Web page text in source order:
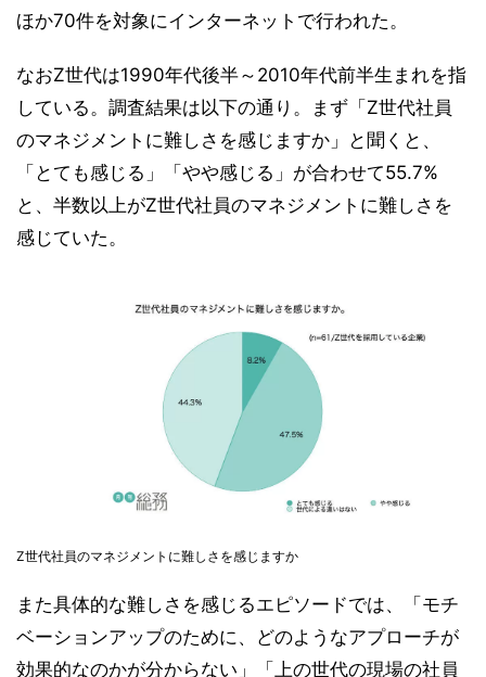
ほか70件を対象にインターネットで行われた。
なおZ世代は1990年代後半～2010年代前半生まれを指
している。調査結果は以下の通り。まず「Z世代社員
のマネジメントに難しさを感じますか」と聞くと、
「とても感じる」「やや感じる」が合わせて55.7%
と、半数以上がZ世代社員のマネジメントに難しさを
感じていた。
Z世代社員のマネジメントに難しさを感じますか
また具体的な難しさを感じるエピソードでは、「モチ
ベーションアップのために、どのようなアプローチが
効果的なのかが分からない」「上の世代の現場の社員